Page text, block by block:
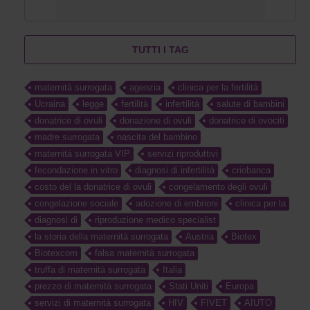
TUTTI I TAG
maternità surrogata agenzia
clinica per la fertilità
Ucraina
legge fertilità infertilità
salute di bambini
donatrice di ovuli
donazione di ovuli
donatrice di ovociti
madre surrogata
nascita del bambino
maternità surrogata VIP
servizi riproduttivi
fecondazione in vitro
diagnosi di infertilità
criobanca
costo del la donatrice di ovuli
congelamento degli ovuli
congelazione sociale
adozione di embrioni
clinica per la
diagnosi di
riproduzione medico specialist
la storia della maternità surrogata
Austria
Biotex
Biotexcom
falsa maternità surrogata
truffa di maternità surrogata
Italia
prezzo di maternità surrogata
Stati Uniti
Europa
servizi di maternità surrogata
HIV FIVET AIUTO